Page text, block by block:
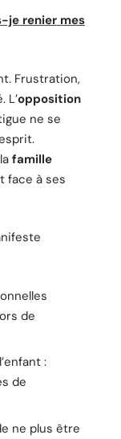
je renier mes
Frustration,
L’opposition
ne se
famille
face à ses
de
:
de
ne plus être